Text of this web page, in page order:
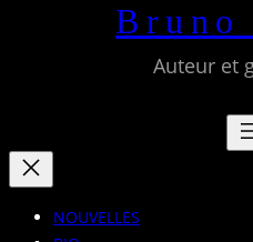
Bruno
Auteur et
NOUVELLES